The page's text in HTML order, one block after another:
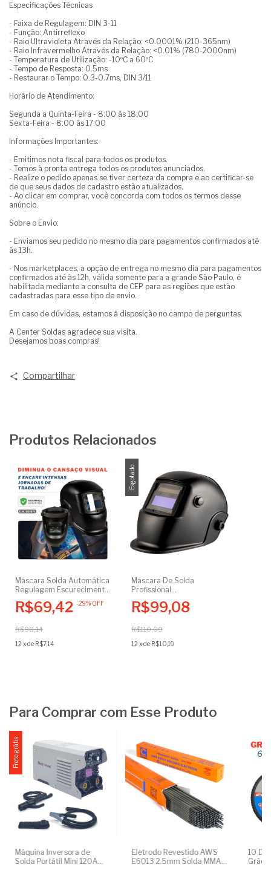
Especificações Técnicas
- Faixa de Regulagem: DIN 3-11
- Função: Antirreflexo
- Raio Ultravioleta Através da Relação: <0.0001% (210-365nm)
- Raio Infravermelho Através da Relação: <0.01% (780-2000nm)
- Temperatura de Utilização: -10ºC a 60ºC
- Tempo de Resposta: 0.5ms
- Restaurar o Tempo: 0.3-0.7ms, DIN 3/11
Horário de Atendimento:
Segunda a Quinta-Feira - 8:00 às 18:00
Sexta-Feira - 8:00 às 17:00
Informações Importantes:
- Emitimos nota fiscal para todos os produtos.
- Temos à pronta entrega todos os produtos anunciados.
- Realize o pedido apenas se tiver certeza da compra e ao certificar-se
de que seus dados de cadastro estão atualizados.
- Ao clicar em comprar, você concorda com todos os termos desse
anúncio.
Sobre o Envio:
- Enviamos seu pedido no mesmo dia para pagamentos confirmados até
às 13h.
- Nos marketplaces, a opção de entrega no mesmo dia para pagamentos
confirmados até às 12h, válida somente para a grande São Paulo, é
habilitada mediante a consulta de CEP para as regiões que estão
cadastradas para esse tipo de envio.
Em caso de dúvidas, estamos à disposição no campo de perguntas.
A Center Soldas agradece sua visita.
Desejamos boas compras!
Compartilhar
Produtos Relacionados
Máscara Solda Automática
Regulagem Escurecimento
Elétrica
R$69,42 -29% OFF
R$98,14
12 xde R$7,14
Esgotado
Máscara De Solda
Profissional
Automático - Visão Normal
R$99,08
R$110,09
12 xde R$10,19
Para Comprar com Esse Produto
Frete grátis
Máquina Inversora de
Solda Portátil Mini 120A
Eletrodo Revestido AWS
E6013 2.5mm Solda MMA
10
Grão